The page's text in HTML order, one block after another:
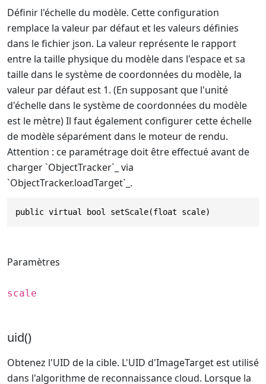
Définir l'échelle du modèle. Cette configuration
remplace la valeur par défaut et les valeurs définies
dans le fichier json. La valeur représente le rapport
entre la taille physique du modèle dans l'espace et sa
taille dans le système de coordonnées du modèle, la
valeur par défaut est 1. (En supposant que l'unité
d'échelle dans le système de coordonnées du modèle
est le mètre) Il faut également configurer cette échelle
de modèle séparément dans le moteur de rendu.
Attention : ce paramétrage doit être effectué avant de
charger `ObjectTracker`_ via
`ObjectTracker.loadTarget`_.
public virtual bool setScale(float scale)
Paramètres
scale
uid()
Obtenez l'UID de la cible. L'UID d'ImageTarget est utilisé
dans l'algorithme de reconnaissance cloud. Lorsque la